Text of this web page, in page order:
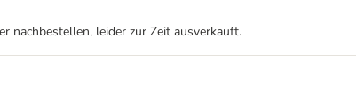
nachbestellen, leider zur Zeit ausverkauft.